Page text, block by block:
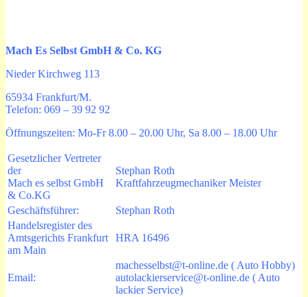
Mach Es Selbst GmbH & Co. KG
Nieder Kirchweg 113
65934 Frankfurt/M.
Telefon: 069 – 39 92 92
Öffnungszeiten: Mo-Fr 8.00 – 20.00 Uhr, Sa 8.00 – 18.00 Uhr
Gesetzlicher Vertreter
der
Mach es selbst GmbH
& Co.KG
Stephan Roth
Kraftfahrzeugmechaniker Meister
Geschäftsführer:
Stephan Roth
Handelsregister des
Amtsgerichts Frankfurt
am Main
HRA 16496
Email:
machesselbst@t-online.de ( Auto Hobby)
autolackierservice@t-online.de ( Auto
lackier Service)